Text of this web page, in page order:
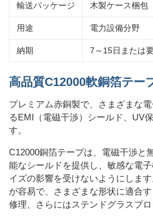
輸送パッケージ 木製ケース梱包
用途 電力設備分野
納期 7～15日または
高品質C12000軟銅箔テー
プレミアム赤銅製で、さまざまな
るEMI（電磁干渉）シールド、UV
す。
C12000銅箔テープは、電磁干渉と
能なシールドを提供し、敏感な電
イズの影響を受けないようにしま
が容易で、さまざまな形状に適合
修理、さらにはステンドグラスプロ